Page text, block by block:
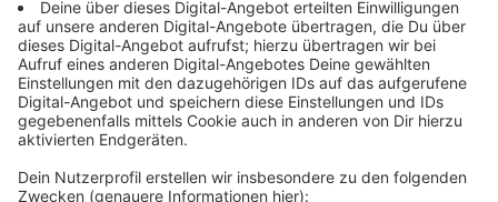
Mondbasis. Flexhub soll helfen ganze Missionen hier
auf der Erde zu trainieren. Und das bereits aktive
Speziallabor :envihab erforscht alle medizinischen
Belange. Wissenschaftler und Astronauten aus aller
Welt sollen dann künftig in Köln am Ziel einer
dauerhaften Präsenz des Menschen auf dem Mond
forschen.